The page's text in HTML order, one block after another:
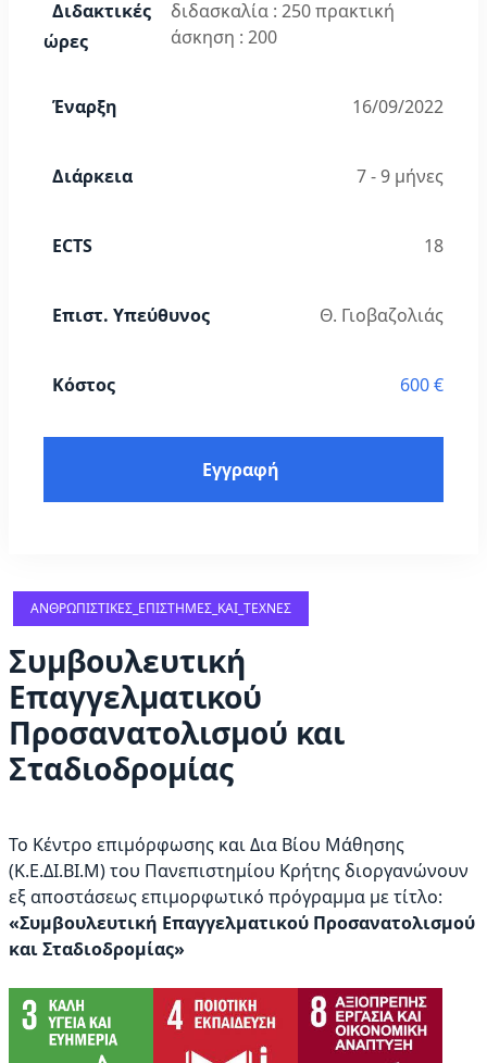
Διδακτικές
ώρες
διδασκαλία : 250 πρακτική
άσκηση : 200
Έναρξη 16/09/2022
Διάρκεια 7 - 9 μήνες
ECTS 18
Επιστ. Υπεύθυνος Θ. Γιοβαζολιάς
Κόστος 600 €
Εγγραφή
ΑΝΘΡΩΠΙΣΤΙΚΈΣ_ΕΠΙΣΤΉΜΕΣ_ΚΑΙ_ΤΈΧΝΕΣ
Συμβουλευτική
Επαγγελματικού
Προσανατολισμού και
Σταδιοδρομίας
Το Κέντρο επιμόρφωσης και Δια Βίου Μάθησης
(Κ.Ε.ΔΙ.ΒΙ.Μ) του Πανεπιστημίου Κρήτης διοργανώνουν
εξ αποστάσεως επιμορφωτικό πρόγραμμα με τίτλο:
«Συμβουλευτική Επαγγελματικού Προσανατολισμού
και Σταδιοδρομίας»